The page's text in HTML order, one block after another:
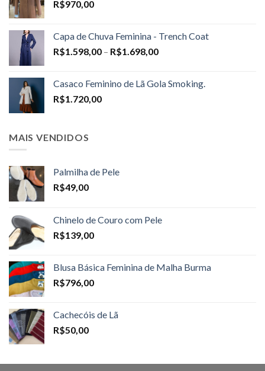
R$970,00
Capa de Chuva Feminina - Trench Coat
R$1.598,00 – R$1.698,00Price
through
Casaco Feminino de Lã Gola Smoking.
R$1.720,00
MAIS VENDIDOS
Palmilha de Pele
R$49,00
Chinelo de Couro com Pele
R$139,00
Blusa Básica Feminina de Malha Burma
R$796,00
Cachecóis de Lã
R$50,00